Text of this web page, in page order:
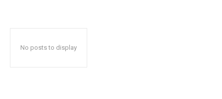
No posts to display